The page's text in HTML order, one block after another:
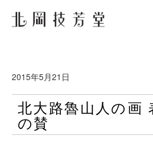
2015年5月21日
北大路魯山人の画
の賛